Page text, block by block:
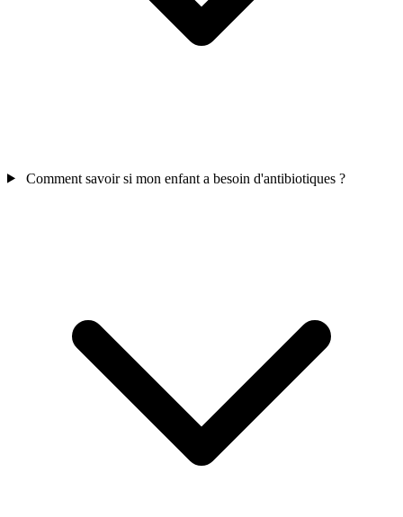
Comment savoir si mon enfant a besoin d'antibiotiques ?